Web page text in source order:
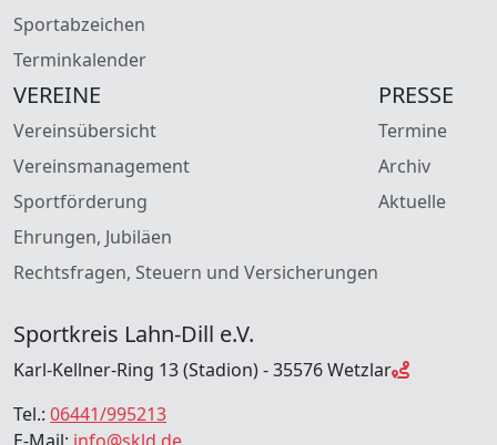
Sportabzeichen
Terminkalender
VEREINE
Vereinsübersicht
Vereinsmanagement
Sportförderung
Ehrungen, Jubiläen
Rechtsfragen, Steuern und Versicherungen
PRESSE
Termine
Archiv
Aktuelle
Sportkreis Lahn-Dill e.V.
Karl-Kellner-Ring 13 (Stadion) - 35576 Wetzlar
Tel.: 06441/995213